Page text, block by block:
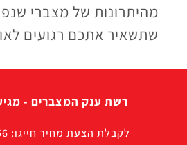
מהיתרונות של מצברי
שתשאיר אתכם רגועים
רשת ענק המצברים -
לקבלת הצעת מחיר חייגו: 072-33-55-556